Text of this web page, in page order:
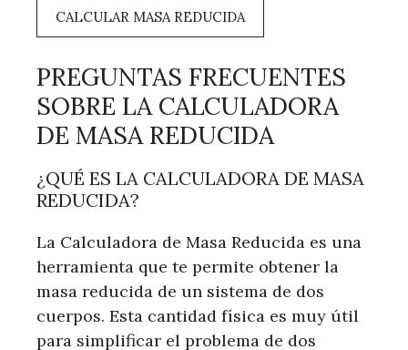
CALCULAR MASA REDUCIDA
PREGUNTAS FRECUENTES
SOBRE LA CALCULADORA
DE MASA REDUCIDA
¿QUÉ ES LA CALCULADORA DE MASA
REDUCIDA?
La Calculadora de Masa Reducida es una
herramienta que te permite obtener la
masa reducida de un sistema de dos
cuerpos. Esta cantidad física es muy útil
para simplificar el problema de dos